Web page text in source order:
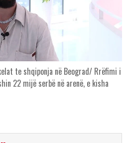
te shqiponja në Beograd/ Rrëfimi i
22 mijë serbë në arenë, e kisha